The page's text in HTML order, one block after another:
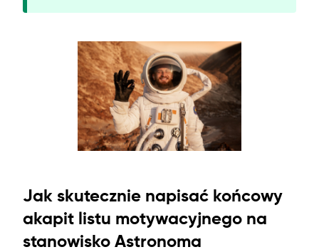
Jak skutecznie napisać końcowy
akapit listu motywacyjnego na
stanowisko Astronoma